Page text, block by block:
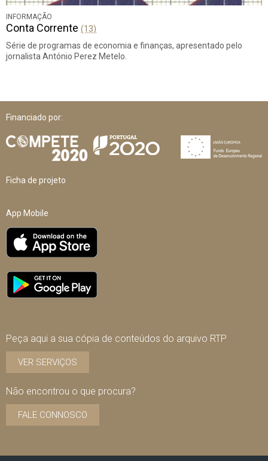
INFORMAÇÃO
Conta Corrente (13)
Série de programas de economia e finanças, apresentado pelo
jornalista António Perez Metelo.
Financiado por:
Ficha de projeto
App Mobile
Peça aqui a sua cópia de conteúdos do arquivo RTP
VER SERVIÇOS
Não encontrou o que procura?
FALE CONNOSCO